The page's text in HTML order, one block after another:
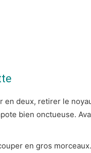
en deux, retirer le
bien onctueuse.
en gros morceaux.